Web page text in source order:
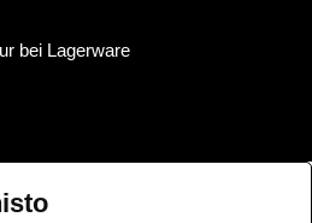
bei Lagerware